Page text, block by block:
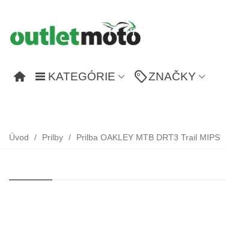
KATEGÓRIE ZNAČKY
Úvod / Prilby / Prilba OAKLEY MTB DRT3 Trail MIPS